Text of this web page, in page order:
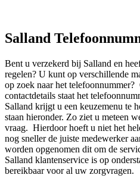
Salland
Bent u verzekerd bij Salland en
regelen? U kunt op verschillende
op zoek naar het
contactdetails staat het
Salland krijgt u een keuzemenu te
staan hieronder. Zo ziet u meteen
vraag. Hierdoor hoeft u niet het
nog sneller de juiste medewerker
worden opgenomen dit om de
Salland klantenservice is op
bereikbaar voor al uw zorgvragen.